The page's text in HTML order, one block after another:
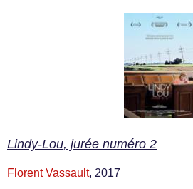
Lindy-Lou, jurée numéro 2
Florent Vassault, 2017